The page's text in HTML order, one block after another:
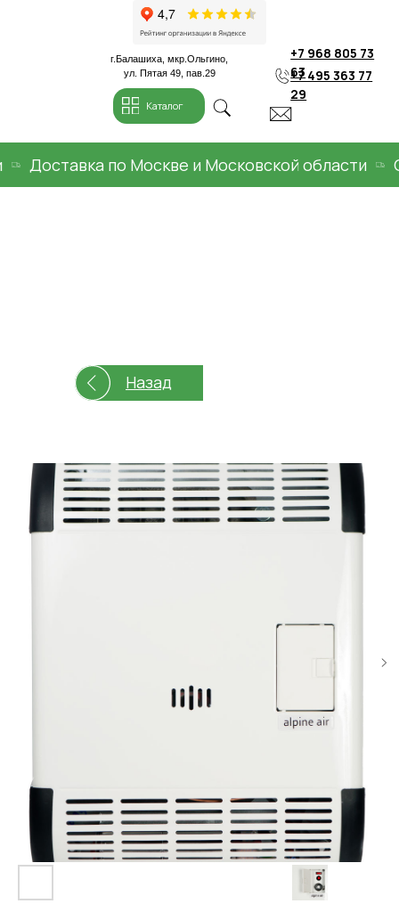
+7 968 805 73
29
Каталог
по Москве и Московской области
Назад